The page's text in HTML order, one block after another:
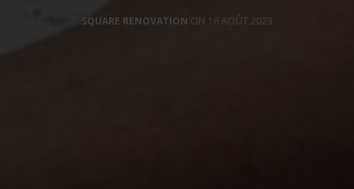
SQUARE RENOVATION ON 16 AOÛT 2023